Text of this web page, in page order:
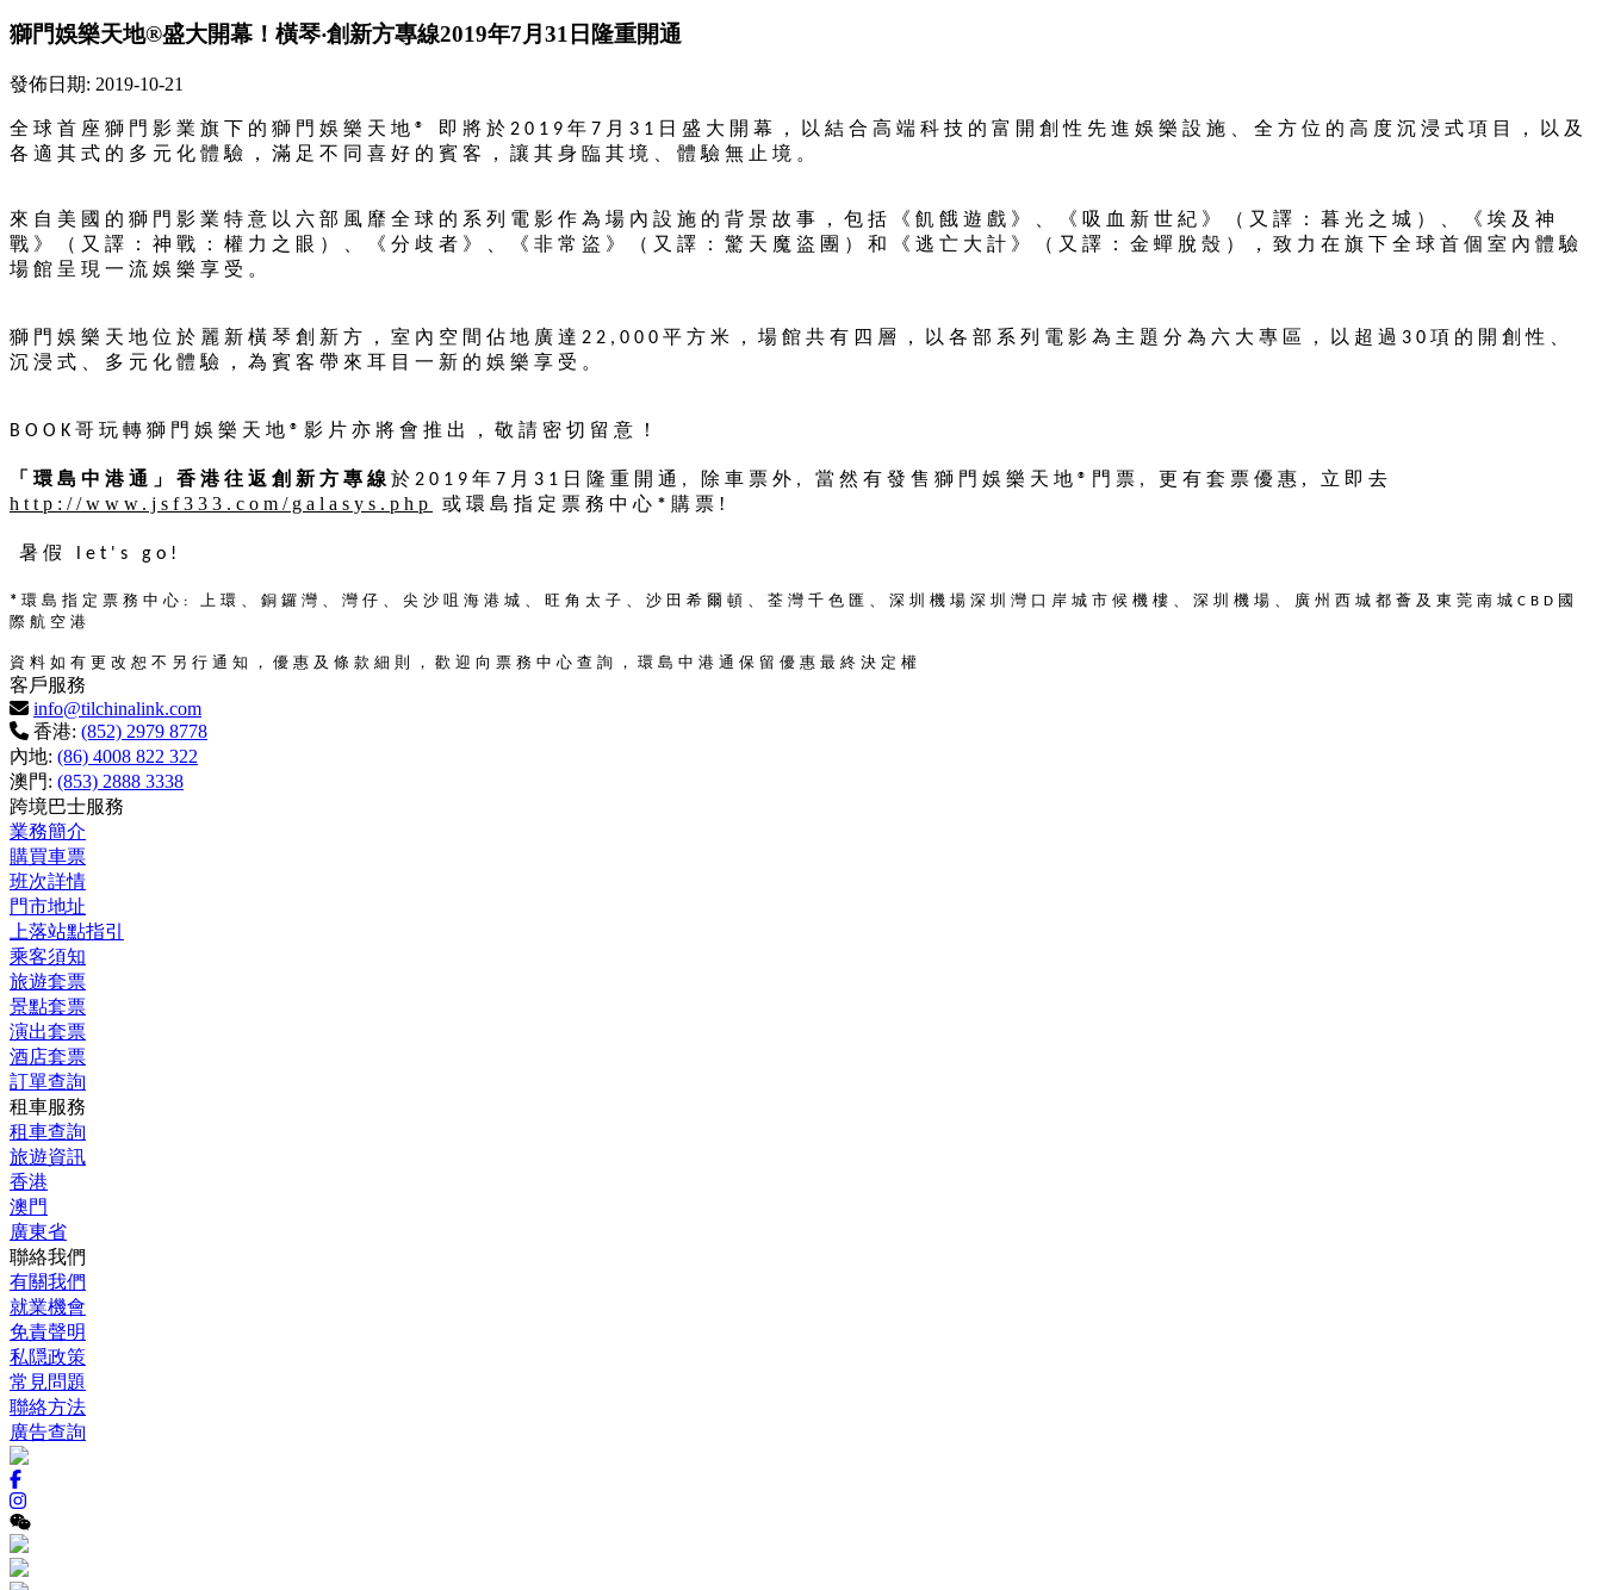
獅門娛樂天地®盛大開幕！橫琴‧創新方專線2019年7月31日隆重開通
發佈日期: 2019-10-21
全球首座獅門影業旗下的獅門娛樂天地 ® 即將於 2019 年 7 月 31 日盛大開幕，以結合高端科技的富開創性先進娛樂設施、全方位的高度沉浸式項目，以及
各適其式的多元化體驗，滿足不同喜好的賓客，讓其身臨其境、體驗無止境。
來自美國的獅門影業特意以六部風靡全球的系列電影作為場內設施的背景故事，包括 《 飢餓遊戲 》 《 吸血新世紀 》 （又譯：暮光之城）、 《 埃及神
戰 》 （又譯：神戰：權力之眼）、 《 分歧者 》 《 非常盜 》 （又譯：驚天魔盜團）和 《 逃亡大計 》
（又譯：金蟬脫殼），致力在旗下全球首個室內體驗
場館呈現一流娛樂享受。
獅門娛樂天地位於麗新橫琴創新方，室內空間佔地廣達 22,000 平方米，場館共有四層，以各部系列電影為主題分為六大專區，以超過 30 項的開創性、
沉浸式、多元化體驗，為賓客帶來耳目一新的娛樂享受。
BOOK 哥玩轉獅門娛樂天地 ® 影片亦將會推出，敬請密切留意！
「 環島中港通」 香港往返創新方專線 於 2019 年 7 月 31 日隆重開通 , 除車票外 , 當然有 發售獅門娛樂天地 ® 門票 ,
更有套票優惠, 立即去
http://www.jsf333.com/galasys.php
或環島指定票務中心 * 購票!
暑假 let's go!
* 環島指定票務中心 : 上環、銅鑼灣、灣仔、尖沙咀海港城、旺角太子、沙田希爾頓、荃灣千色匯、深圳機場深圳灣口岸城市候機樓、深圳機場、廣州西城都薈及東莞南城 CBD 國
際航空港
資料如有更改恕不另行通知，優惠及條款細則，歡迎向票務中心查詢，環島中港通保留優惠最終決定權
客戶服務
info@tilchinalink.com
香港: (852) 2979 8778
內地: (86) 4008 822 322
澳門: (853) 2888 3338
跨境巴士服務
業務簡介
購買車票
班次詳情
門市地址
上落站點指引
乘客須知
旅遊套票
景點套票
演出套票
酒店套票
訂單查詢
租車服務
租車查詢
旅遊資訊
香港
澳門
廣東省
聯絡我們
有關我們
就業機會
免責聲明
私隠政策
常見問題
聯絡方法
廣告查詢